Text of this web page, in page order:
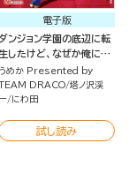
電子版
ンジョン学園の底辺に転
生したけど、なぜか俺には
攻略本がある コミック版
分冊版）
うめか Presented by
DRACO 塔ノ沢渓
にわ田
試し読み